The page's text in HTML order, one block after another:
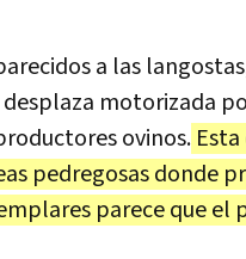
a las
motorizada
ovinos.
pedregosas donde
parece que el